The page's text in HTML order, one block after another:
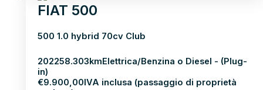
FIAT 500
500 1.0 hybrid 70cv Club
202258.303kmElettrica/Benzina o Diesel - (Plug-
in)
€9.900,00IVA inclusa (passaggio di proprietà